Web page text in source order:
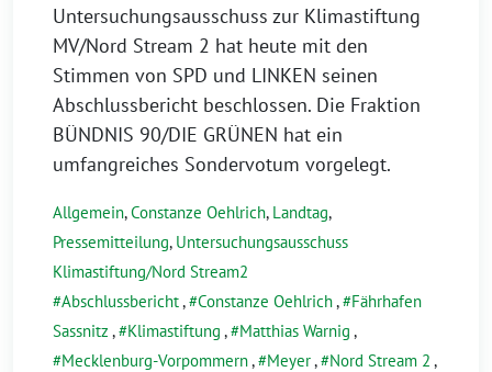
Untersuchungsausschuss zur Klimastiftung
MV/Nord Stream 2 hat heute mit den
Stimmen von SPD und LINKEN seinen
Abschlussbericht beschlossen. Die Fraktion
BÜNDNIS 90/DIE GRÜNEN hat ein
umfangreiches Sondervotum vorgelegt.
Allgemein,Constanze Oehlrich, Landtag,
Pressemitteilung, Untersuchungsausschuss
Klimastiftung/Nord Stream2
Abschlussbericht, Constanze Oehlrich,
Fährhafen
Sassnitz , Klimastiftung , Matthias Warnig ,
Mecklenburg-Vorpommern, Meyer, Nord Stream 2 ,